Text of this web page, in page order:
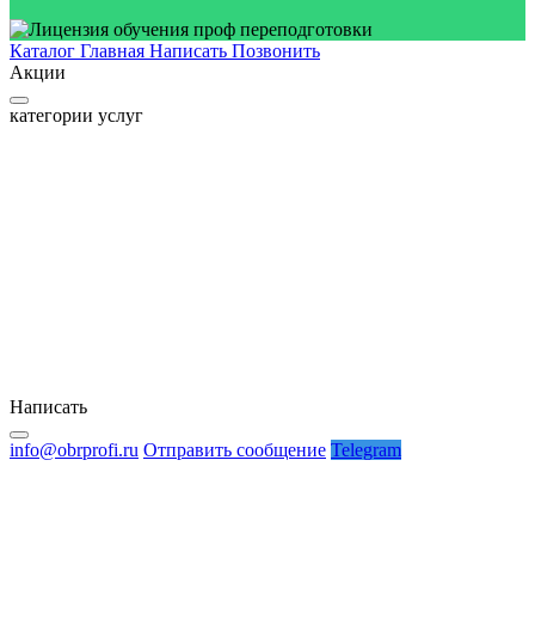
Каталог Главная Написать Позвонить
Акции
категории услуг
Написать
info@obrprofi.ru Отправить сообщение Telegram